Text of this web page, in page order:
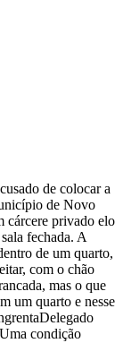
de colocar a
de Novo
cárcere privado elo
fechada. A
de um quarto,
com o chão
mas o que
um quarto e nesse
condição